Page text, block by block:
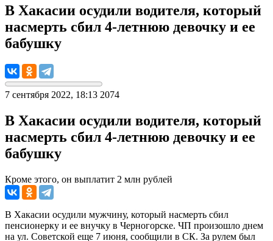
В Хакасии осудили водителя, который
насмерть сбил 4-летнюю девочку и ее
бабушку
7 сентября 2022, 18:13 2074
В Хакасии осудили водителя, который
насмерть сбил 4-летнюю девочку и ее
бабушку
Кроме этого, он выплатит 2 млн рублей
В Хакасии осудили мужчину, который насмерть сбил
пенсионерку и ее внучку в Черногорске. ЧП произошло днем
на ул. Советской еще 7 июня, сообщили в СК. За рулем был